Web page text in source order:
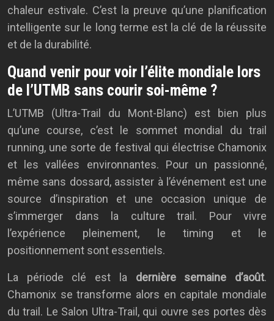
chaleur estivale. C’est la preuve qu’une planification
intelligente sur le long terme est la clé de la réussite
et de la durabilité.
Quand venir pour voir l’élite mondiale lors
de l’UTMB sans courir soi-même ?
L’UTMB (Ultra-Trail du Mont-Blanc) est bien plus
qu’une course, c’est le sommet mondial du trail
running, une sorte de festival qui électrise Chamonix
et les vallées environnantes. Pour un passionné,
même sans dossard, assister à l’événement est une
source d’inspiration et une occasion unique de
s’immerger dans la culture trail. Pour vivre
l’expérience pleinement, le timing et le
positionnement sont essentiels.
La période clé est la dernière semaine d’août.
Chamonix se transforme alors en capitale mondiale
du trail. Le Salon Ultra-Trail, qui ouvre ses portes dès